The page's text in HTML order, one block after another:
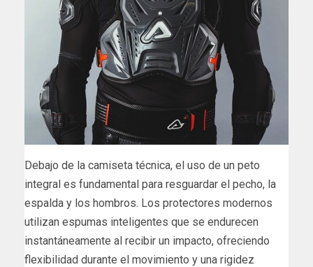
Debajo de la camiseta técnica, el uso de un peto
integral es fundamental para resguardar el pecho, la
espalda y los hombros. Los protectores modernos
utilizan espumas inteligentes que se endurecen
instantáneamente al recibir un impacto, ofreciendo
flexibilidad durante el movimiento y una rigidez